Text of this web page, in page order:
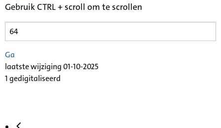
Gebruik CTRL + scroll om te scrollen
Ga
laatste wijziging 01-10-2025
1 gedigitaliseerd